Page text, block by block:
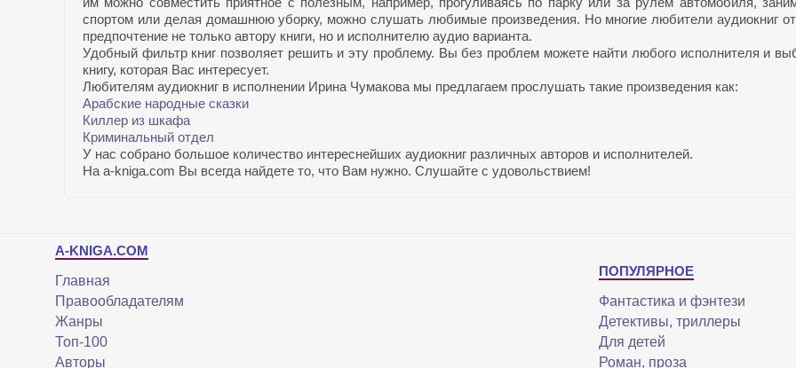
спортом или делая домашнюю уборку, можно слушать любимые произведения. Но многие любители аудиокниг
предпочтение не только автору книги, но и исполнителю аудио варианта.
Удобный фильтр книг позволяет решить и эту проблему. Вы без проблем можете найти любого исполнителя и
книгу, которая Вас интересует.
Любителям аудиокниг в исполнении Ирина Чумакова мы предлагаем прослушать такие произведения как:
Арабские народные сказки
Киллер из шкафа
Криминальный отдел
У нас собрано большое количество интереснейших аудиокниг различных авторов и исполнителей.
На a-kniga.com Вы всегда найдете то, что Вам нужно. Слушайте с удовольствием!
A-KNIGA.COM
Главная
Правообладателям
Жанры
Топ-100
Авторы
ПОПУЛЯРНОЕ
Фантастика и фэнтези
Детективы, триллеры
Для детей
Роман, проза